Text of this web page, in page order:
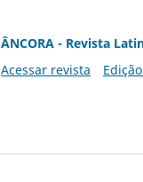
ÂNCORA - Revista
Acessar revista